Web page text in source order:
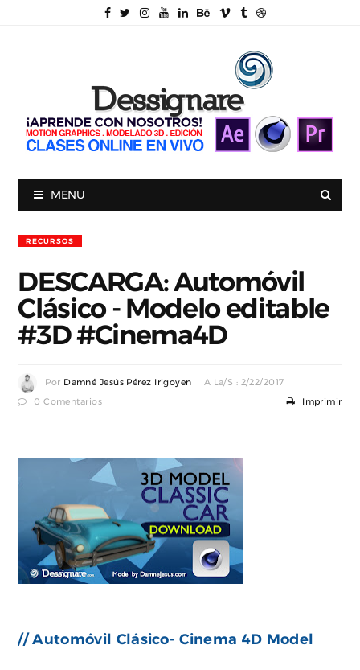
MENU
RECURSOS
DESCARGA: Automóvil
Clásico - Modelo editable
#3D #Cinema4D
Por Damné Jesús Pérez Irigoyen A La/s : 2/22/2017
0 Comentarios Imprimir
// Automóvil Clásico- Cinema 4D Model